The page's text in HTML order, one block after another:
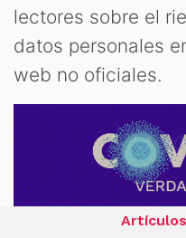
lectores sobre el
datos personales
web no oficiales.